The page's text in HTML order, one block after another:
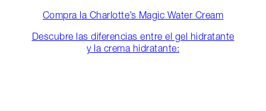
Compra la Charlotte’s Magic Water Cream
Descubre las diferencias entre el gel hidratante
y la crema hidratante: